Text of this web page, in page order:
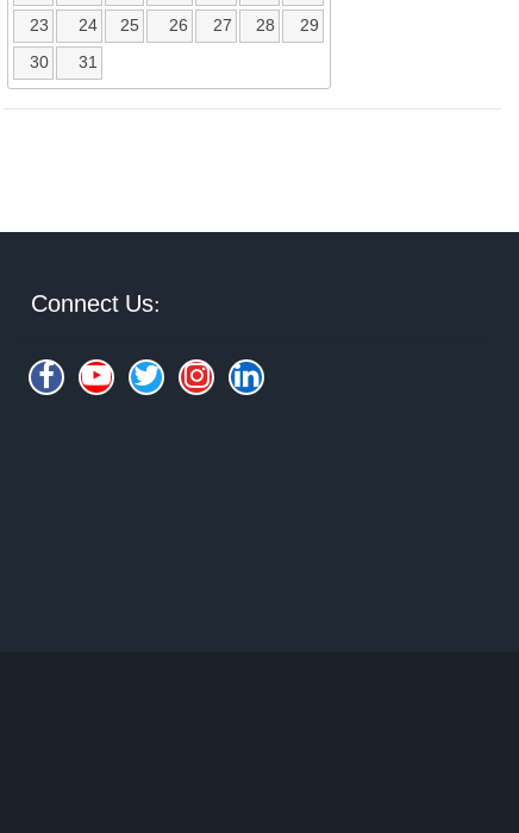
23
24 25 26 27 28
29
30
31
Connect Us: